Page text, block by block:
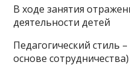
В ходе занятия
деятельности детей
Педагогический стиль
основе